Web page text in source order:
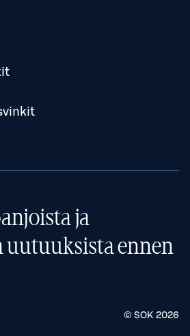
ja
uutuuksista ennen
© SOK 2026